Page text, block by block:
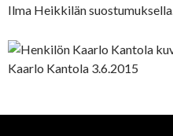
Ilma Heikkilän
Kaarlo Kantola 3.6.2015